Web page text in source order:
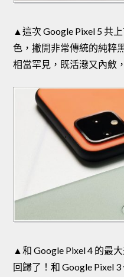
▲這次 Google Pixel 5 共
色，撇開非常傳統的純粹
相當罕見，既活潑又內斂
▲和 Google Pixel 4 的最
回歸了！和 Google Pixel